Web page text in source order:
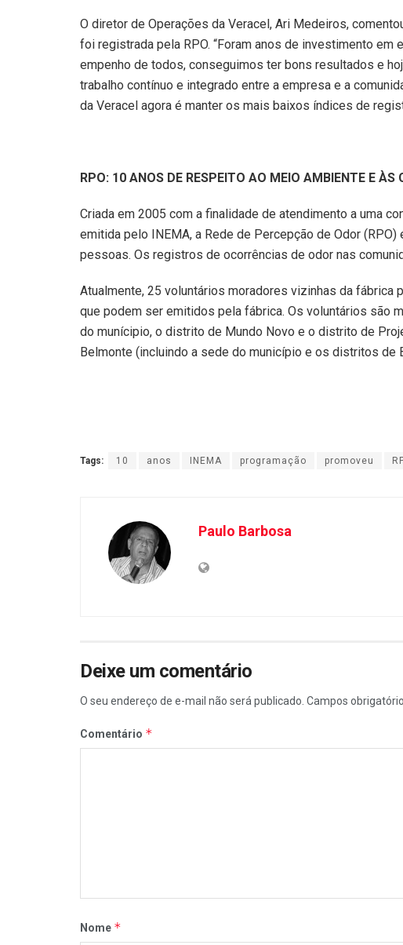
O diretor de Operações da Veracel, Ari Medeiros,
foi registrada pela RPO. “Foram anos de investimento
empenho de todos, conseguimos ter bons resultados e
trabalho contínuo e integrado entre a empresa e a
da Veracel agora é manter os mais baixos índices de
RPO: 10 ANOS DE RESPEITO AO MEIO AMBIENTE E ÀS
Criada em 2005 com a finalidade de atendimento a uma
emitida pelo INEMA, a Rede de Percepção de Odor
pessoas. Os registros de ocorrências de odor nas
Atualmente, 25 voluntários moradores vizinhas da fábrica
que podem ser emitidos pela fábrica. Os voluntários são
do munícipio, o distrito de Mundo Novo e o distrito de
Belmonte (incluindo a sede do município e os distritos de
Tags: 10 anos INEMA programação promoveu
Paulo Barbosa
Deixe um comentário
O seu endereço de e-mail não será publicado. Campos
Comentário *
Nome *